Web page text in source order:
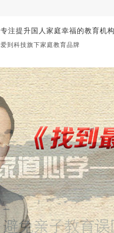
专注提升国人家庭幸福的教育机
爱到科技旗下家庭教育品牌